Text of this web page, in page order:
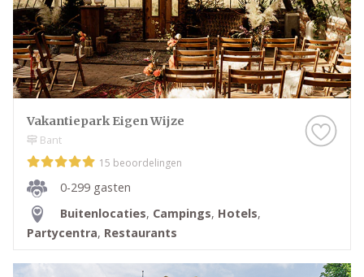
Vakantiepark Eigen Wijze
Bant
15 beoordelingen
0-299 gasten
Buitenlocaties, Campings, Hotels,
Partycentra, Restaurants